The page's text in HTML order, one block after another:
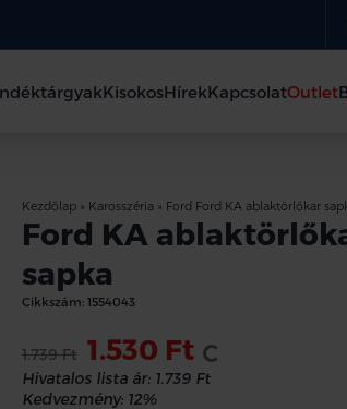
KisokosHírekKapcsolatOutlet
Kezdőlap » Karosszéria » Ford Ford KA ablaktörlőkar
Ford KA
sapka
Cikkszám: 1554043
1.739 Ft 1.530 Ft
Loading...
Hivatalos lista ár: 1.739 Ft
Kedvezmény: 12%